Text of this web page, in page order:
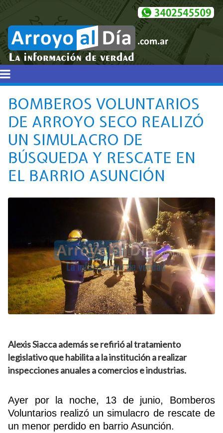
BOMBEROS VOLUNTARIOS
DE ARROYO SECO REALIZÓ
UN SIMULACRO DE
BÚSQUEDA Y RESCATE EN
EL BARRIO ASUNCIÓN
Alexis Siacca además se refirió al tratamiento
legislativo que habilita a la institución a realizar
inspecciones anuales a comercios e industrias.
Ayer por la noche, 13 de junio, Bomberos
Voluntarios realizó un simulacro de rescate de
un menor perdido en barrio Asunción.